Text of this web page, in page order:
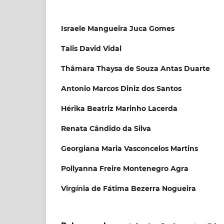
Israele Mangueira Juca Gomes
Talis David Vidal
Thâmara Thaysa de Souza Antas Duarte
Antonio Marcos Diniz dos Santos
Hérika Beatriz Marinho Lacerda
Renata Cândido da Silva
Georgiana Maria Vasconcelos Martins
Pollyanna Freire Montenegro Agra
Virgínia de Fátima Bezerra Nogueira